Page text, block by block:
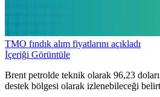
TMO fındık alım fiyatlarını açıkladı
İçeriği Görüntüle
Brent petrolde teknik olarak 96,23
destek bölgesi olarak izlenebileceği